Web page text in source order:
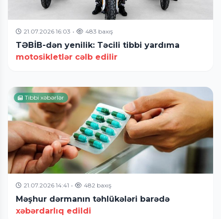
21.07.2026 16:03 • 483 baxış
TƏBİB-dən yenilik: Təcili tibbi yardıma
motosikletlər cəlb edilir
Tibbi xəbərlər
21.07.2026 14:41 • 482 baxış
Məşhur dərmanın təhlükələri barədə
xəbərdarlıq edildi